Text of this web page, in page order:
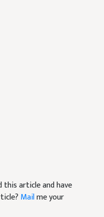
this article and have
Mailme your